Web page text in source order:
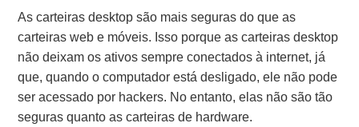
As carteiras desktop são mais seguras do que as
carteiras web e móveis. Isso porque as carteiras desktop
não deixam os ativos sempre conectados à internet, já
que, quando o computador está desligado, ele não pode
ser acessado por hackers. No entanto, elas não são tão
seguras quanto as carteiras de hardware.